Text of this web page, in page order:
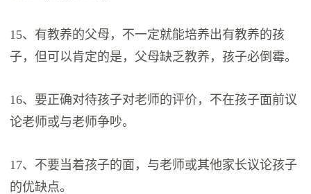
15、有教养的父母，不一定就能培养出有教养的孩
子，但可以肯定的是，父母缺乏教养，孩子必倒霉。
16、要正确对待孩子对老师的评价，不在孩子面前议
论老师或与老师争吵。
17、不要当着孩子的面，与老师或其他家长议论孩子
的优缺点。